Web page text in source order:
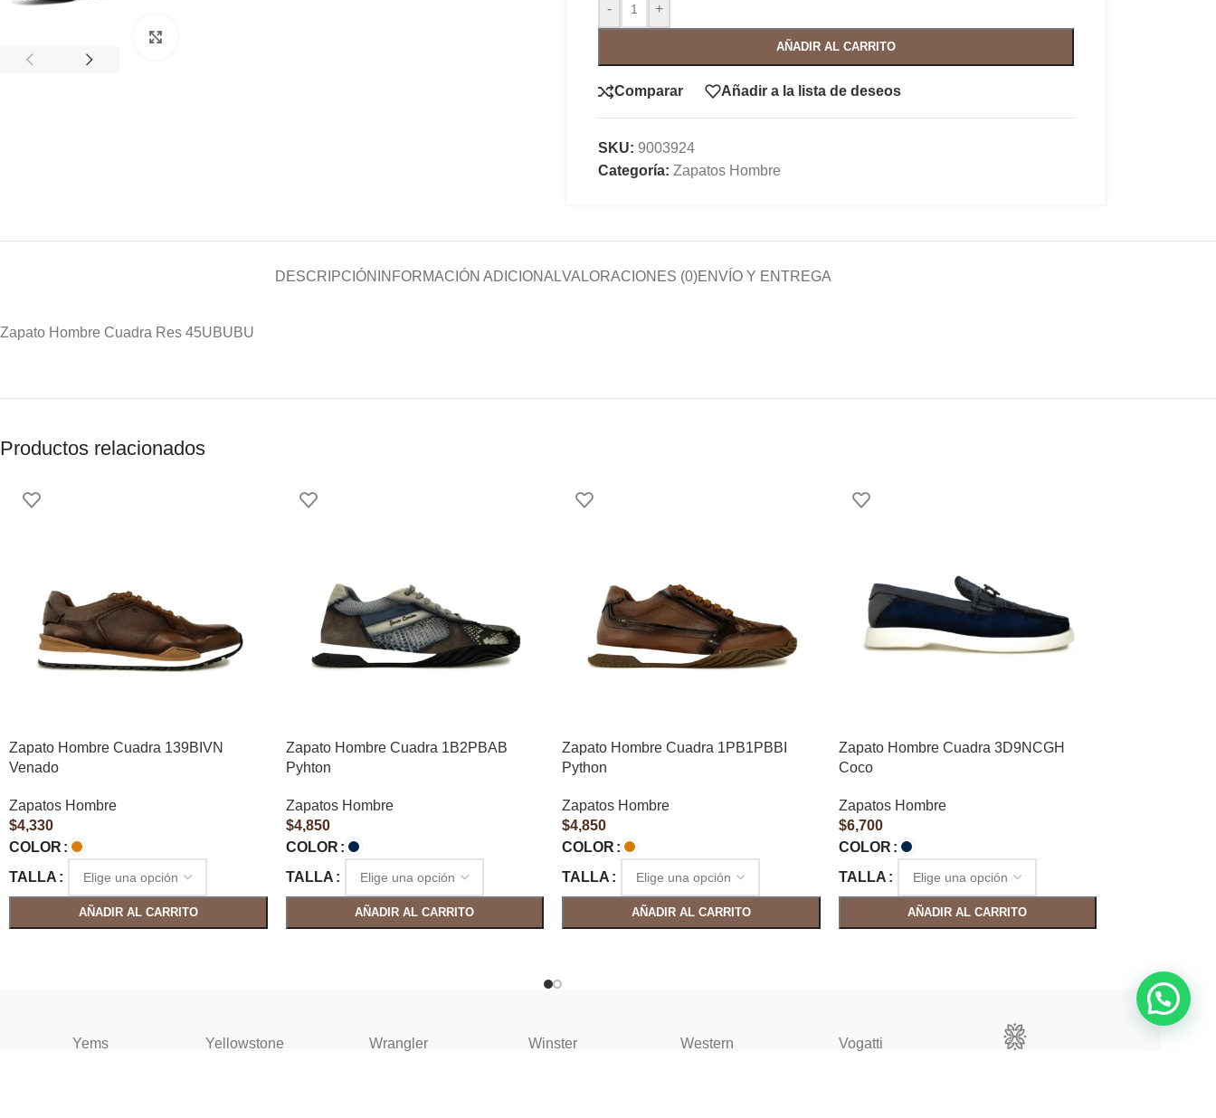
- +
AÑADIR AL CARRITO
Comparar Añadir a la lista de deseos
SKU: 9003924
Categoría: Zapatos Hombre
DESCRIPCIÓN INFORMACIÓN ADICIONALVALORACIONES (0)ENVÍO Y ENTREGA
Zapato Hombre Cuadra Res 45UBUBU
Productos relacionados
Zapato Hombre Cuadra 139BIVN
Venado
Zapatos Hombre
$4,330
COLOR
TALLA
AÑADIR AL CARRITO
Zapato Hombre Cuadra 1B2PBAB
Pyhton
Zapatos Hombre
$4,850
COLOR
TALLA
AÑADIR AL CARRITO
Zapato Hombre Cuadra 1PB1PBBI
Python
Zapatos Hombre
$4,850
COLOR
TALLA
AÑADIR AL CARRITO
Zapato Hombre Cuadra 3D9NCGH
Coco
Zapatos Hombre
$6,700
COLOR
TALLA
AÑADIR AL CARRITO
Yems Yellowstone Wrangler Winster Western Vogatti